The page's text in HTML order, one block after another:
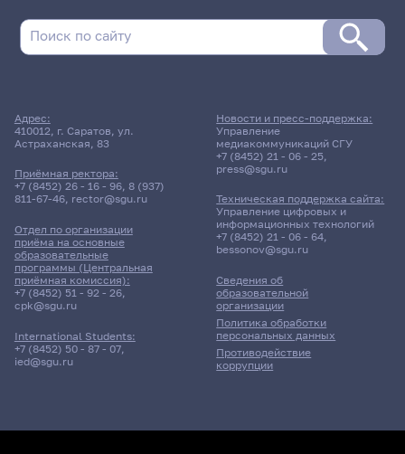
Адрес:
410012, г. Саратов, ул.
Астраханская, 83
Приёмная ректора:
+7 (8452) 26 - 16 - 96, 8 (937)
811-67-46, rector@sgu.ru
Отдел по организации
приёма на основные
образовательные
программы (Центральная
приёмная комиссия):
+7 (8452) 51 - 92 - 26,
cpk@sgu.ru
International Students:
+7 (8452) 50 - 87 - 07,
ied@sgu.ru
Сведения об
образовательной
организации
Политика обработки
персональных данных
Противодействие
коррупции
Новости и пресс-поддержка:
Управление
медиакоммуникаций СГУ
+7 (8452) 21 - 06 - 25,
press@sgu.ru
Техническая поддержка сайта:
Управление цифровых и
информационных технологий
+7 (8452) 21 - 06 - 64,
bessonov@sgu.ru